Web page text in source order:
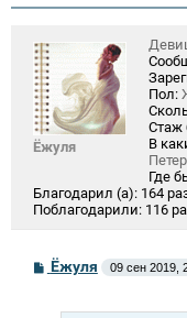
Ёжуля
Пол:
Стаж
В
Петер
Где
Благодарил (а): 164
Поблагодарили: 116
С
о
Ёжуля 09 сен 2019,